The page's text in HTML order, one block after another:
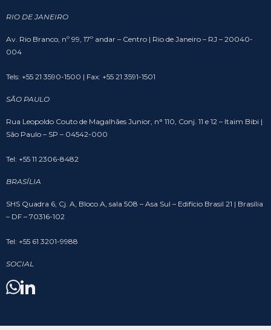
RIO DE JANEIRO
Av. Rio Branco, nº 99, 17º andar – Centro | Rio de Janeiro – RJ – 20040-
004
Tels: +55 21 3590-1500 | Fax: +55 21 3591-1501
SÃO PAULO
Rua Leopoldo Couto de Magalhães Junior, n° 110, Conj. 11 e 12 – Itaim Bibi |
São Paulo – SP – 04542-000
Tel: +55 11 2306-8482
BRASÍLIA
SHS Quadra 6, Cj. A, Bloco A, sala 508 – Asa Sul – Edifício Brasil 21 | Brasília
– DF – 70316-102
Tel: +55 61 3201-9988
SOCIAL